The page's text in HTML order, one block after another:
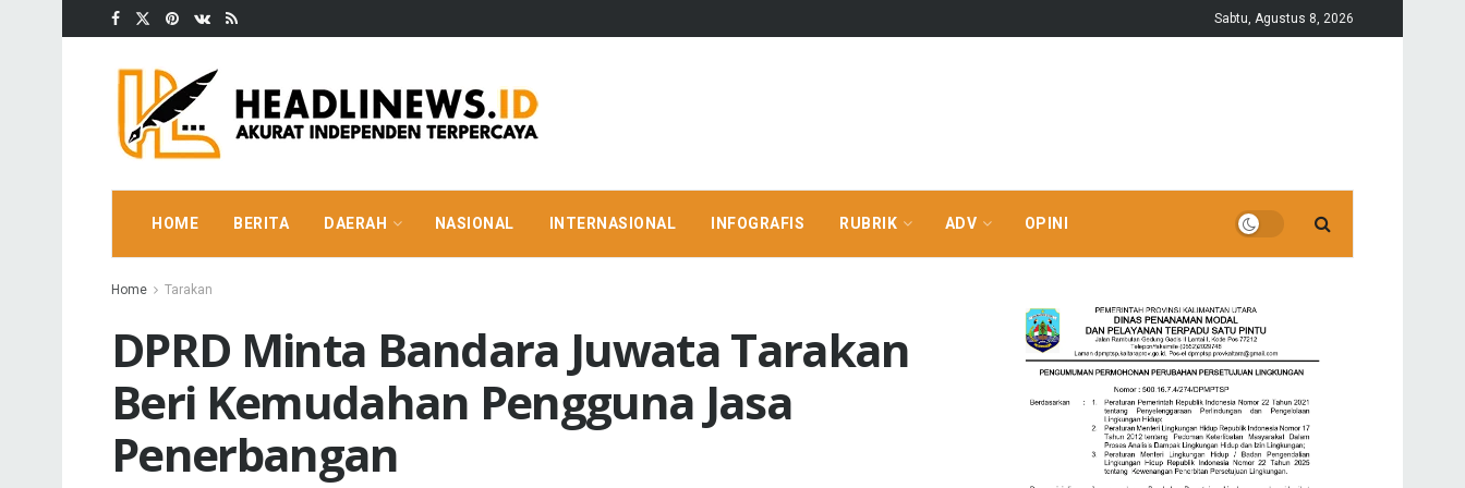
Sabtu, Agustus 8, 2026
HOME BERITA DAERAH NASIONAL INTERNASIONAL INFOGRAFIS RUBRIK ADV OPINI
Home Tarakan
DPRD Minta Bandara Juwata Tarakan
Beri Kemudahan Pengguna Jasa
Penerbangan